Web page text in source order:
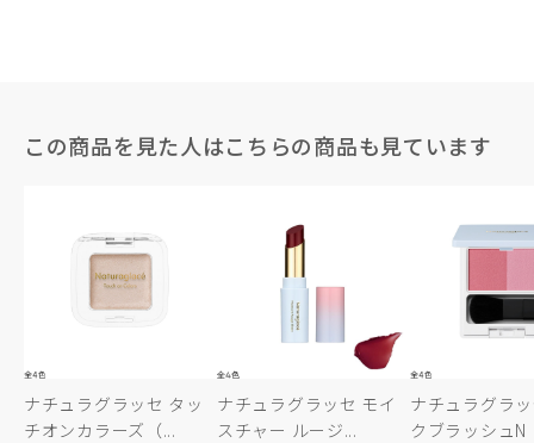
この商品を見た人はこちらの商品も見ています
ナチュラグラッセ タッ
チオンカラーズ（...
ナチュラグラッセ モイ
スチャー ルージ...
ナチュラグラ
クブラッシュN